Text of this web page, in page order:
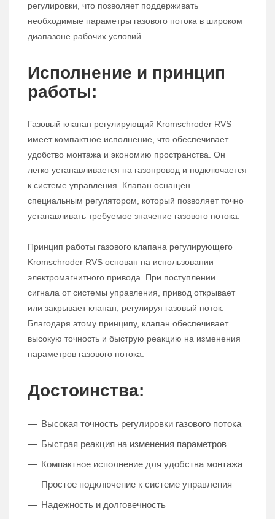
регулировки, что позволяет поддерживать
необходимые параметры газового потока в широком
диапазоне рабочих условий.
Исполнение и принцип
работы:
Газовый клапан регулирующий Kromschroder RVS
имеет компактное исполнение, что обеспечивает
удобство монтажа и экономию пространства. Он
легко устанавливается на газопровод и подключается
к системе управления. Клапан оснащен
специальным регулятором, который позволяет точно
устанавливать требуемое значение газового потока.
Принцип работы газового клапана регулирующего
Kromschroder RVS основан на использовании
электромагнитного привода. При поступлении
сигнала от системы управления, привод открывает
или закрывает клапан, регулируя газовый поток.
Благодаря этому принципу, клапан обеспечивает
высокую точность и быструю реакцию на изменения
параметров газового потока.
Достоинства:
Высокая точность регулировки газового потока
Быстрая реакция на изменения параметров
Компактное исполнение для удобства монтажа
Простое подключение к системе управления
Надежность и долговечность